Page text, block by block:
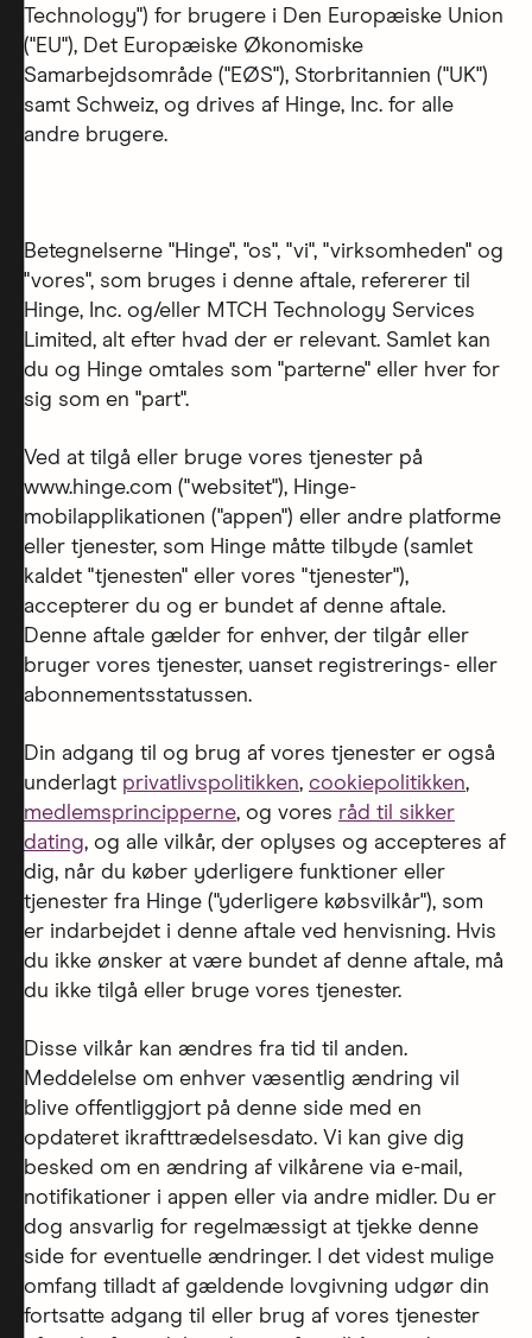
Technology") for brugere i Den Europæiske Union
("EU"), Det Europæiske Økonomiske
Samarbejdsområde ("EØS"), Storbritannien ("UK")
samt Schweiz, og drives af Hinge, Inc. for alle
andre brugere.
Betegnelserne "Hinge", "os", "vi", "virksomheden" og
"vores", som bruges i denne aftale, refererer til
Hinge, Inc. og/eller MTCH Technology Services
Limited, alt efter hvad der er relevant. Samlet kan
du og Hinge omtales som "parterne" eller hver for
sig som en "part".
Ved at tilgå eller bruge vores tjenester på
www.hinge.com ("websitet"), Hinge-
mobilapplikationen ("appen") eller andre platforme
eller tjenester, som Hinge måtte tilbyde (samlet
kaldet "tjenesten" eller vores "tjenester"),
accepterer du og er bundet af denne aftale.
Denne aftale gælder for enhver, der tilgår eller
bruger vores tjenester, uanset registrerings- eller
abonnementsstatussen.
Din adgang til og brug af vores tjenester er også
underlagt privatlivspolitikken, cookiepolitikken,
medlemsprincipperne, og vores råd til sikker
dating, og alle vilkår, der oplyses og accepteres af
dig, når du køber yderligere funktioner eller
tjenester fra Hinge ("yderligere købsvilkår"), som
er indarbejdet i denne aftale ved henvisning. Hvis
du ikke ønsker at være bundet af denne aftale, må
du ikke tilgå eller bruge vores tjenester.
Disse vilkår kan ændres fra tid til anden.
Meddelelse om enhver væsentlig ændring vil
blive offentliggjort på denne side med en
opdateret ikrafttrædelsesdato. Vi kan give dig
besked om en ændring af vilkårene via e-mail,
notifikationer i appen eller via andre midler. Du er
dog ansvarlig for regelmæssigt at tjekke denne
side for eventuelle ændringer. I det videst mulige
omfang tilladt af gældende lovgivning udgør din
fortsatte adgang til eller brug af vores tjenester